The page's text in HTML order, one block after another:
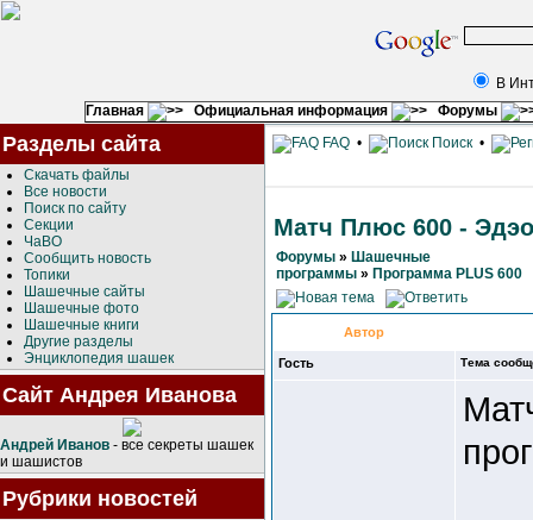
В
Главная
Официальная информация Форумы
Разделы сайта
Скачать файлы
Все новости
Поиск по сайту
Секции
ЧаВО
Сообщить новость
Топики
Шашечные сайты
Шашечные фото
Шашечные книги
Другие разделы
Энциклопедия шашек
Сайт Андрея Иванова
Андрей Иванов - все секреты шашек
и шашистов
Рубрики новостей
FAQ • Поиск •
Матч Плюс 600 -
Форумы » Шашечные
программы » Программа PLUS 600
Автор
Гость Тема